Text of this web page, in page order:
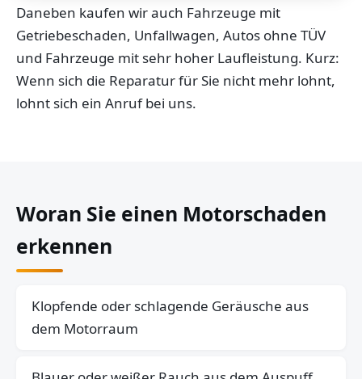
Daneben kaufen wir auch Fahrzeuge mit
Getriebeschaden, Unfallwagen, Autos ohne TÜV
und Fahrzeuge mit sehr hoher Laufleistung. Kurz:
Wenn sich die Reparatur für Sie nicht mehr lohnt,
lohnt sich ein Anruf bei uns.
Woran Sie einen Motorschaden
erkennen
Klopfende oder schlagende Geräusche aus
dem Motorraum